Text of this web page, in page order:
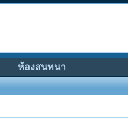
ห้องสนทนา